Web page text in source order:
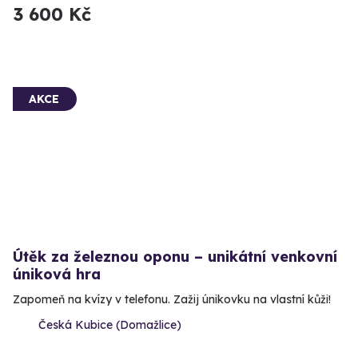
3 600 Kč
AKCE
Útěk za železnou oponu – unikátní venkovní
úniková hra
Zapomeň na kvízy v telefonu. Zažij únikovku na vlastní kůži!
Česká Kubice (Domažlice)